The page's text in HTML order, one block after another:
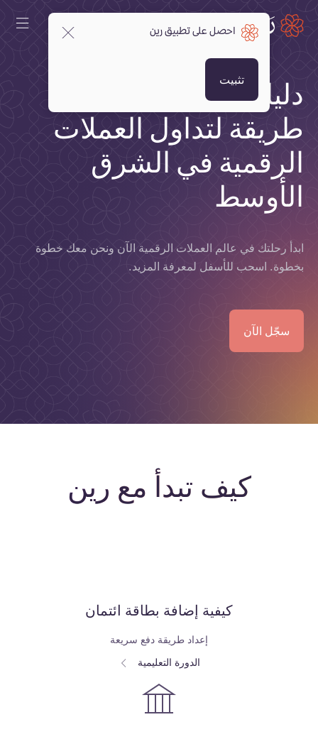
دليلك الكامل لأسهل
طريقة لتداول العملات
الرقمية في الشرق
الأوسط
ابدأ رحلتك في عالم العملات الرقمية الآن ونحن معك خطوة
بخطوة. اسحب للأسفل لمعرفة المزيد.
سجّل الآن
كيف تبدأ مع رين
كيفية إضافة بطاقة ائتمان
إعداد طريقة دفع سريعة
الدورة التعليمية
احصل على تطبيق رين
تثبيت